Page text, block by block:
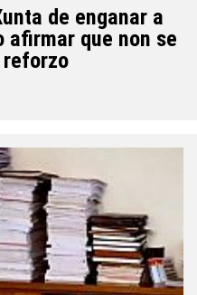
de enganar a
afirmar que non se